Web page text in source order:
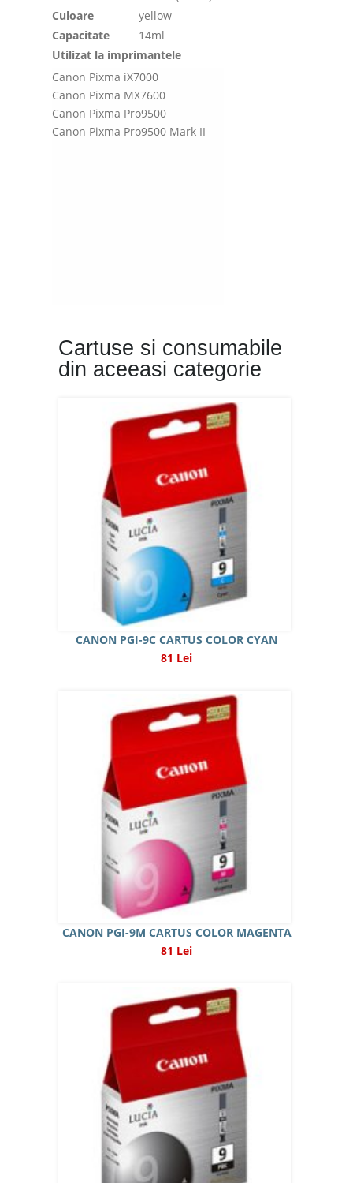
Culoare
yellow
Capacitate
14ml
Utilizat la imprimantele
Canon Pixma iX7000
Canon Pixma MX7600
Canon Pixma Pro9500
Canon Pixma Pro9500 Mark II
Cartuse si consumabile
din aceeasi categorie
CANON PGI-9C CARTUS COLOR CYAN
81 Lei
CANON PGI-9M CARTUS COLOR MAGENTA
81 Lei